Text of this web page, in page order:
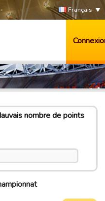
Français
nombre de points